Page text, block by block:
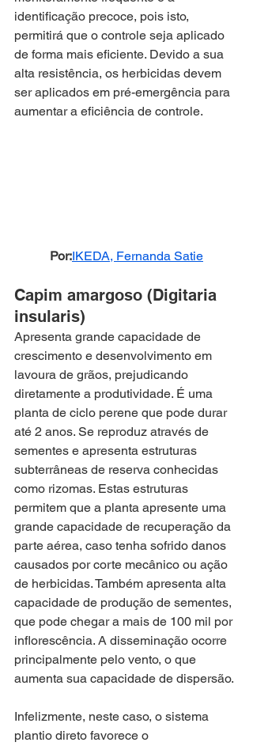
identificação precoce, pois isto,
permitirá que o controle seja aplicado
de forma mais eficiente. Devido a sua
alta resistência, os herbicidas devem
ser aplicados em pré-emergência para
aumentar a eficiência de controle.
Por:IKEDA, Fernanda Satie
Capim amargoso (Digitaria
insularis)
Apresenta grande capacidade de
crescimento e desenvolvimento em
lavoura de grãos, prejudicando
diretamente a produtividade. É uma
planta de ciclo perene que pode durar
até 2 anos. Se reproduz através de
sementes e apresenta estruturas
subterrâneas de reserva conhecidas
como rizomas. Estas estruturas
permitem que a planta apresente uma
grande capacidade de recuperação da
parte aérea, caso tenha sofrido danos
causados por corte mecânico ou ação
de herbicidas. Também apresenta alta
capacidade de produção de sementes,
que pode chegar a mais de 100 mil por
inflorescência. A disseminação ocorre
principalmente pelo vento, o que
aumenta sua capacidade de dispersão.
Infelizmente, neste caso, o sistema
plantio direto favorece o